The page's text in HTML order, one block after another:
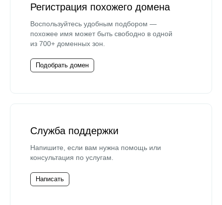
Регистрация похожего домена
Воспользуйтесь удобным подбором —
похожее имя может быть свободно в одной
из 700+ доменных зон.
Подобрать домен
Служба поддержки
Напишите, если вам нужна помощь или
консультация по услугам.
Написать